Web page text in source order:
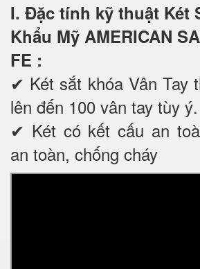
I. Đặc tính kỹ thuật Két
Khẩu Mỹ AMERICAN
FE :
✔ Két sắt khóa Vân Tay
lên đến 100 vân tay tùy ý.
✔ Két có kết cấu an
an toàn, chống cháy